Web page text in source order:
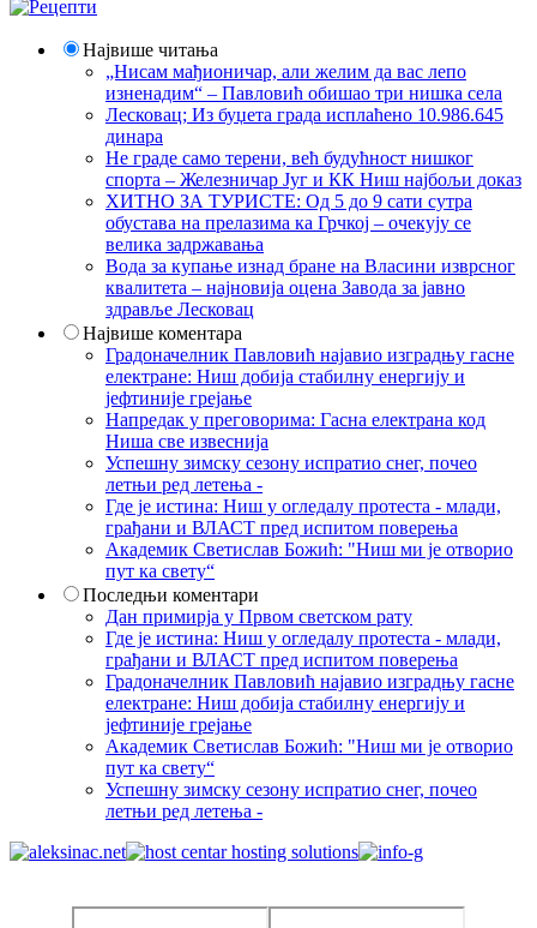
Највише читања
„Нисам мађионичар, али желим да вас лепо
изненадим“ – Павловић обишао три нишка села
Лесковац; Из буџета града исплаћено 10.986.645
динара
Не граде само терени, већ будућност нишког
спорта – Железничар Југ и КК Ниш најбољи доказ
ХИТНО ЗА ТУРИСТЕ: Од 5 до 9 сати сутра
обустава на прелазима ка Грчкој – очекују се
велика задржавања
Вода за купање изнад бране на Власини изврсног
квалитета – најновија оцена Завода за јавно
здравље Лесковац
Највише коментара
Градоначелник Павловић најавио изградњу гасне
електране: Ниш добија стабилну енергију и
јефтиније грејање
Напредак у преговорима: Гасна електрана код
Ниша све извеснија
Успешну зимску сезону испратио снег, почео
летњи ред летења -
Где је истина: Ниш у огледалу протеста - млади,
грађани и ВЛАСТ пред испитом поверења
Академик Светислав Божић: "Ниш ми је отворио
пут ка свету“
Последњи коментари
Дан примирја у Првом светском рату
Где је истина: Ниш у огледалу протеста - млади,
грађани и ВЛАСТ пред испитом поверења
Градоначелник Павловић најавио изградњу гасне
електране: Ниш добија стабилну енергију и
јефтиније грејање
Академик Светислав Божић: "Ниш ми је отворио
пут ка свету“
Успешну зимску сезону испратио снег, почео
летњи ред летења -